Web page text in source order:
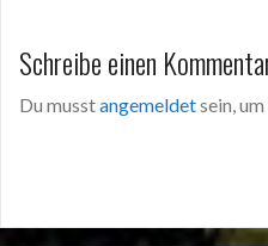
Schreibe einen
Du musstangemeldetsein,